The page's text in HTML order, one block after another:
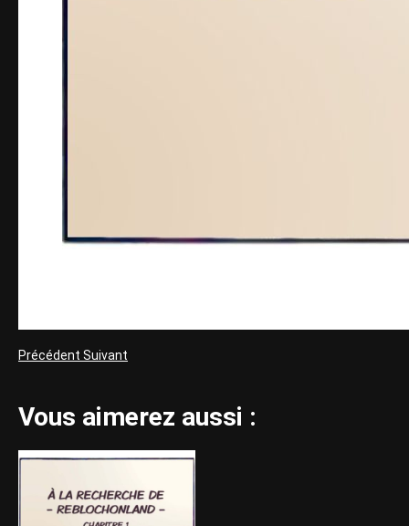
Précédent Suivant
Vous aimerez aussi :